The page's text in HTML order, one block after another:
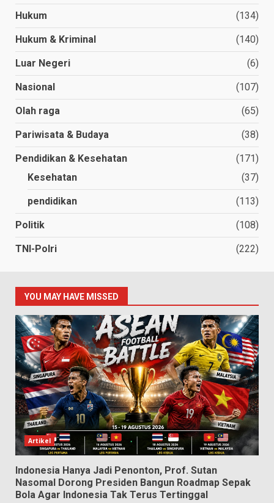
Hukum (134)
Hukum & Kriminal (140)
Luar Negeri (6)
Nasional (107)
Olah raga (65)
Pariwisata & Budaya (38)
Pendidikan & Kesehatan
(171)
Kesehatan
(37)
pendidikan (113)
Politik (108)
TNI-Polri (222)
YOU MAY HAVE MISSED
Artikel
Indonesia Hanya Jadi Penonton, Prof. Sutan
Nasomal Dorong Presiden Bangun Roadmap Sepak
Bola Agar Indonesia Tak Terus Tertinggal